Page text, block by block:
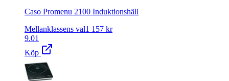
Caso Promenu 2100 Induktionshäll
Mellanklassens val1 157 kr
9.01
Köp